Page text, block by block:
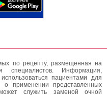
по рецепту, размещенная на
специалистов. Информация,
пациентами для
о применении представленных
служить заменой очной